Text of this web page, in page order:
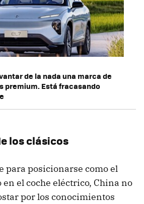
de la nada una marca de
premium. Está fracasando
los clásicos
para posicionarse como el
el coche eléctrico, China no
por los conocimientos